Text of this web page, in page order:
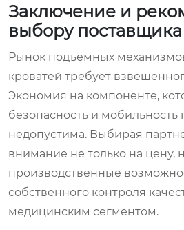
Заключение и
выбору поставщика
Рынок подъемных
кроватей требует
Экономия на компоненте,
безопасность и мобильность
недопустима. Выбирая
внимание не только на цену,
производственные
собственного контроля
медицинским сегментом.